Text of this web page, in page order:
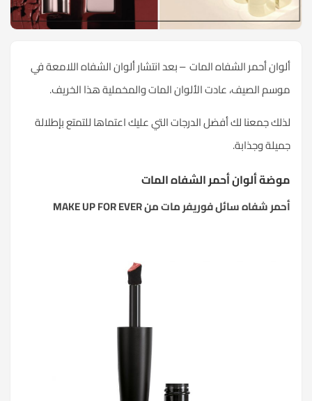
ألوان أحمر الشفاه المات – بعد انتشار ألوان الشفاه اللامعة في
موسم الصيف، عادت الألوان المات والمخملية هذا الخريف.
لذلك جمعنا لك أفضل الدرجات التي عليك اعتماها للتمتع بإطلالة
جميلة وجذابة.
موضة ألوان أحمر الشفاه المات
أحمر شفاه سائل فوريفر مات من MAKE UP FOR EVER